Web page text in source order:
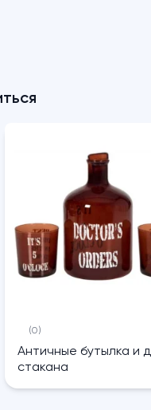
(0)
Античные бутылка и
стакана